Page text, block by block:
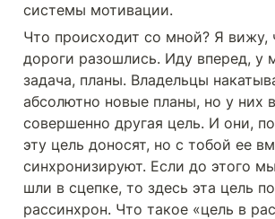
системы мотивации.
Что происходит со мной? Я вижу,
дороги разошлись. Иду вперед, у
задача, планы. Владельцы
абсолютно новые планы, но у них
совершенно другая цель. И они,
эту цель доносят, но с тобой ее
синхронизируют. Если до этого
шли в сцепке, то здесь эта цель
рассинхрон. Что такое «цель в